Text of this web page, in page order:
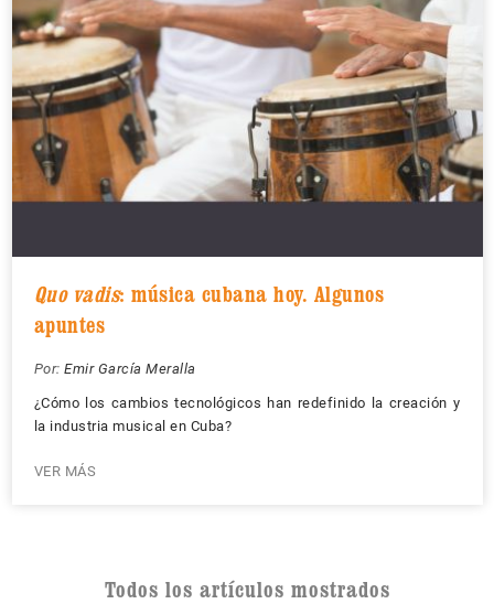
Quo vadis: música cubana hoy. Algunos
apuntes
Por: Emir García Meralla
¿Cómo los cambios tecnológicos han redefinido la creación y
la industria musical en Cuba?
VER MÁS
Todos los artículos mostrados